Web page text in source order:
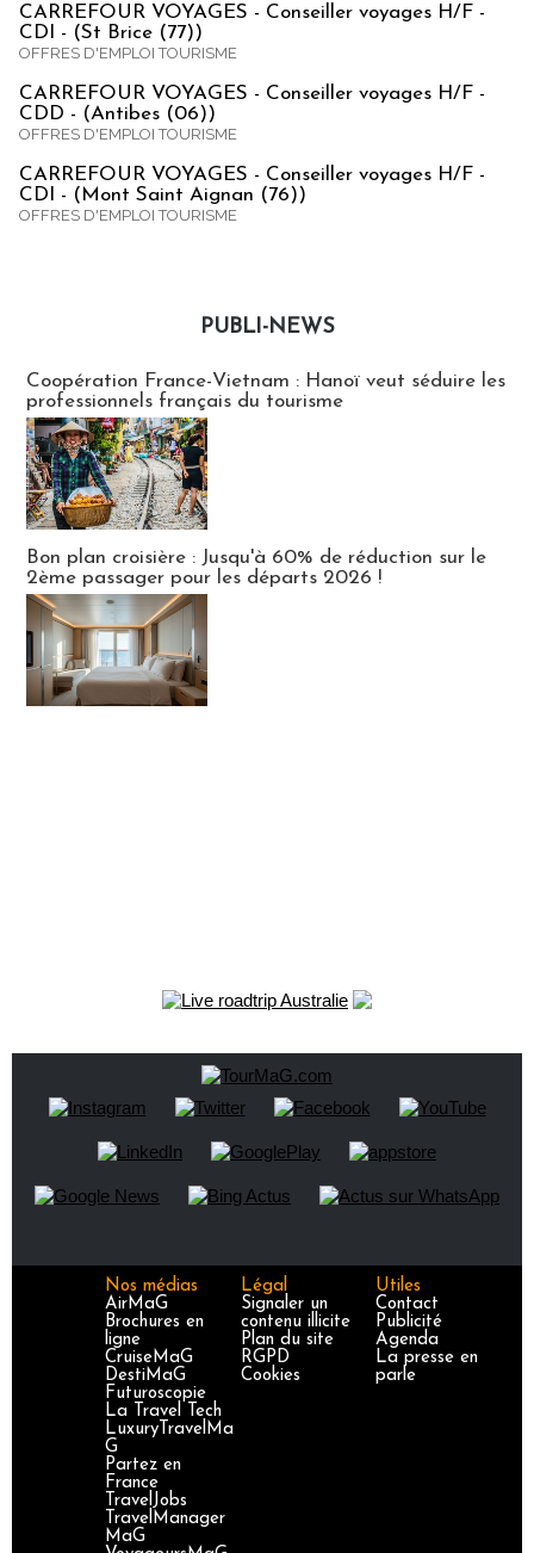
CARREFOUR VOYAGES - Conseiller voyages H/F -
CDI - (St Brice (77))
OFFRES D'EMPLOI TOURISME
CARREFOUR VOYAGES - Conseiller voyages H/F -
CDD - (Antibes (06))
OFFRES D'EMPLOI TOURISME
CARREFOUR VOYAGES - Conseiller voyages H/F -
CDI - (Mont Saint Aignan (76))
OFFRES D'EMPLOI TOURISME
PUBLI-NEWS
Coopération France-Vietnam : Hanoï veut séduire les
professionnels français du tourisme
Bon plan croisière : Jusqu'à 60% de réduction sur le
2ème passager pour les départs 2026 !
Nos médias
AirMaG
Brochures en
ligne
CruiseMaG
DestiMaG
Futuroscopie
La Travel Tech
LuxuryTravelMa
G
Partez en
France
TravelJobs
TravelManager
MaG
Légal
Signaler un
contenu illicite
Plan du site
RGPD
Cookies
Utiles
Contact
Publicité
Agenda
La presse en
parle